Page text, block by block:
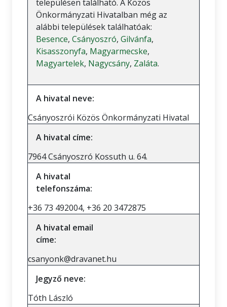
településen található. A Közös
Önkormányzati Hivatalban még az
alábbi települések találhatóak:
Besence, Csányoszró, Gilvánfa,
Kisasszonyfa, Magyarmecske,
Magyartelek, Nagycsány, Zaláta.
A hivatal neve:
Csányoszrói Közös Önkormányzati Hivatal
A hivatal címe:
7964 Csányoszró Kossuth u. 64.
A hivatal
telefonszáma:
+36 73 492004, +36 20 3472875
A hivatal email
címe:
csanyonk@dravanet.hu
Jegyző neve:
Tóth László